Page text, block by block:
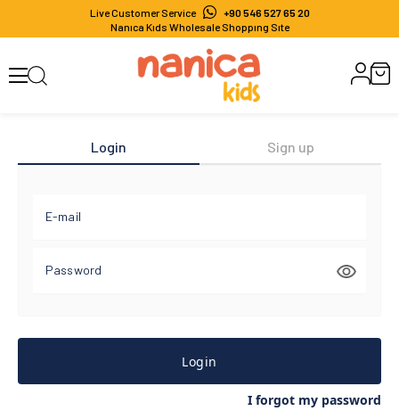
Live Customer Service
+90 546 527 65 20
Nanıca Kıds Wholesale Shoppıng Sıte
Login Sign up
E-mail
Password
Login
I forgot my password